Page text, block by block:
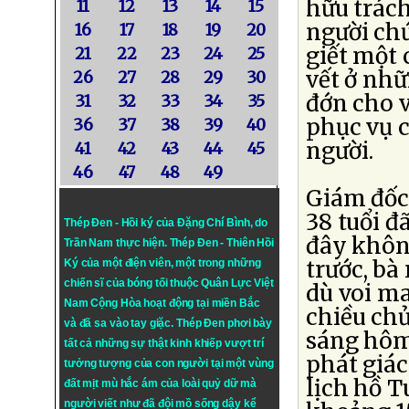
11 12 13 14
15
16
17 18 19
20
21
22 23 24
25
26
27 28 29
30
31
32 33 34
35
36
37 38 39
40
41
42 43 44
45
46
47 48 49
Thép Đen - Hồi ký của Đặng Chí Bình, do
Trần Nam thực hiện. Thép Đen- Thiên Hồi
Ký của một điện viên, một trong những
chiến sĩ của bóng tối thuộc Quân Lực Việt
Nam Cộng Hòa hoạt động tại miền Bắc
và đã sa vào tay giặc. Thép Đen phơi bày
tất cả những sự thật kinh khiếp vượt trí
tưởng tượng của con người tại một vùng
đất mịt mù hắc ám của loài quỷ dữ mà
người viết như đã đội mồ sống dậy kể
hữu
người
giết một
vết ở
đớn cho
phục vụ
người.
Giám
38 tuổi
đây
trước, bà
dù voi
chiều
sáng
phát
lịch hồ